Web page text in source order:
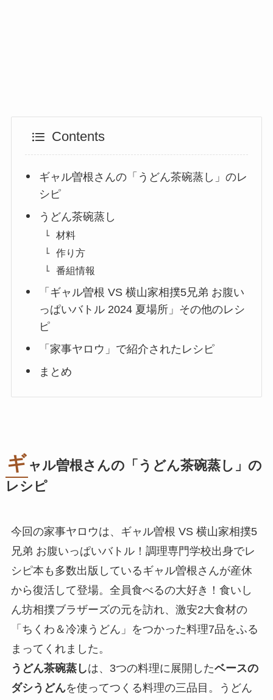
Contents
ギャル曽根さんの「うどん茶碗蒸し」のレ
シピ
うどん茶碗蒸し
材料
作り方
番組情報
「ギャル曽根 VS 横山家相撲5兄弟 お腹い
っぱいバトル 2024 夏場所」その他のレシ
ピ
「家事ヤロウ」で紹介されたレシピ
まとめ
ギ ャル曽根さんの「うどん茶碗蒸し」の
レシピ
今回の家事ヤロウは、ギャル曽根 VS 横山家相撲5
兄弟 お腹いっぱいバトル！調理専門学校出身でレ
シピ本も多数出版しているギャル曽根さんが産休
から復活して登場。全員食べるの大好き！食いし
ん坊相撲ブラザーズの元を訪れ、激安2大食材の
「ちくわ＆冷凍うどん」をつかった料理7品をふる
まってくれました。
うどん茶碗蒸しは、3つの料理に展開したベースの
ダシうどんを使ってつくる料理の三品目。うどん